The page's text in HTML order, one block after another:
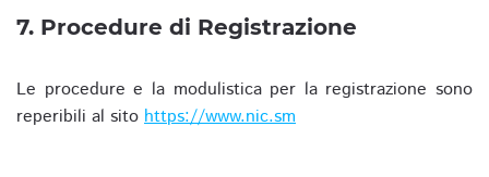
7. Procedure di Registrazione
Le procedure e la modulistica per la registrazione sono
reperibili al sito https://www.nic.sm